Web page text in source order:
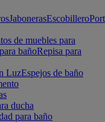
JabonerasEscobillero
de muebles para
bañoRepisa para
LuzEspejos de baño
ducha
para baño